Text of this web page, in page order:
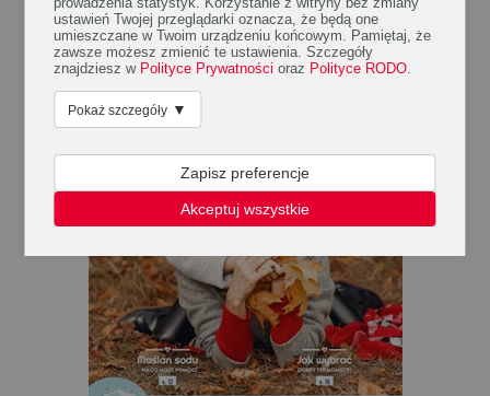
ustawień Twojej przeglądarki oznacza, że będą one
umieszczane w Twoim urządzeniu końcowym. Pamiętaj, że
zawsze możesz zmienić te ustawienia. Szczegóły
znajdziesz w Polityce Prywatności oraz Polityce RODO
Pokaż szczegóły ▼
Zapisz preferencje
Akceptuj wszystkie